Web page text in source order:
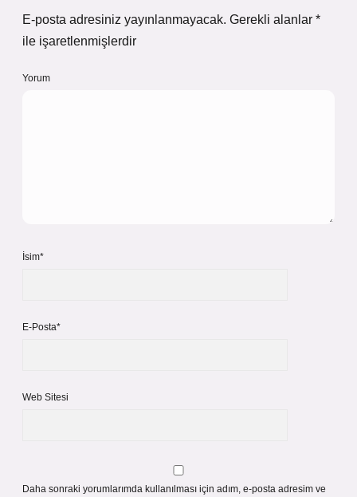
E-posta adresiniz yayınlanmayacak. Gerekli alanlar *
ile işaretlenmişlerdir
Yorum
İsim*
E-Posta*
Web Sitesi
Daha sonraki yorumlarımda kullanılması için adım, e-posta adresim ve